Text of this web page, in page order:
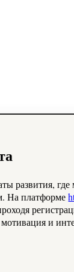
На платформе
и